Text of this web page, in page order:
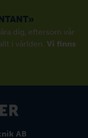
dig, eftersom vår
i världen. Vi finns
AB